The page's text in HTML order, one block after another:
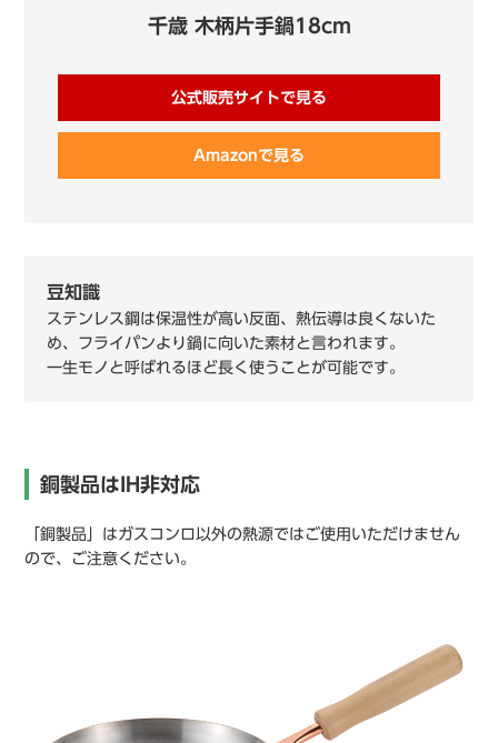
千歳 木柄片手鍋18cm
公式販売サイトで見る
Amazonで見る
豆知識
ステンレス鋼は保温性が高い反面、熱伝導は良くないた
め、フライパンより鍋に向いた素材と言われます。
一生モノと呼ばれるほど長く使うことが可能です。
銅製品はIH非対応
「銅製品」はガスコンロ以外の熱源ではご使用いただけません
ので、ご注意ください。